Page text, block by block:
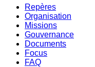
Repères
Organisation
Missions
Gouvernance
Documents
Focus
FAQ